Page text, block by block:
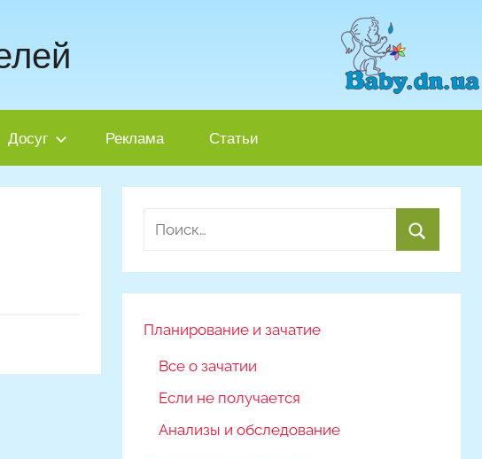
Досуг Реклама Статьи
Найти:
Планирование и зачатие
Все о зачатии
Если не получается
Анализы и обследование